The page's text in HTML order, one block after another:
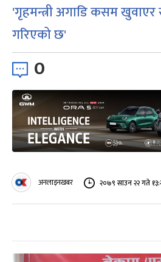
'गृहमन्त्री अगाडि कसम
गरिएको छ'
0
अनलाइनखबर २०७९ साउन २२ गते